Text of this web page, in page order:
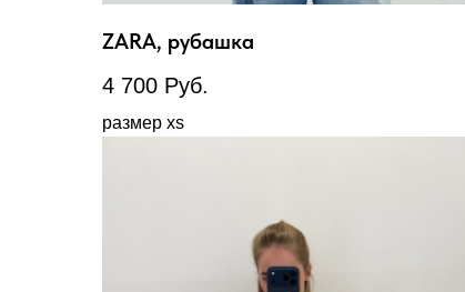
ZARA, рубашка
4 700 Руб.
размер xs